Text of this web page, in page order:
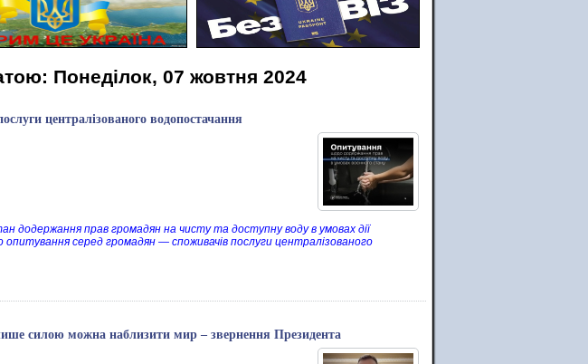
Понеділок, 07 жовтня 2024
централізованого водопостачання
додержання прав громадян на чисту та доступну воду в умовах дії
серед громадян — споживачів послуги централізованого
силою можна наблизити мир – звернення Президента